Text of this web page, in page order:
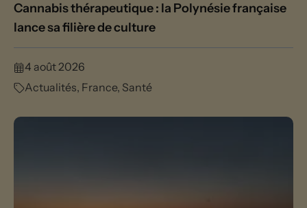
Cannabis thérapeutique : la Polynésie française
lance sa filière de culture
4 août 2026
Actualités, France, Santé